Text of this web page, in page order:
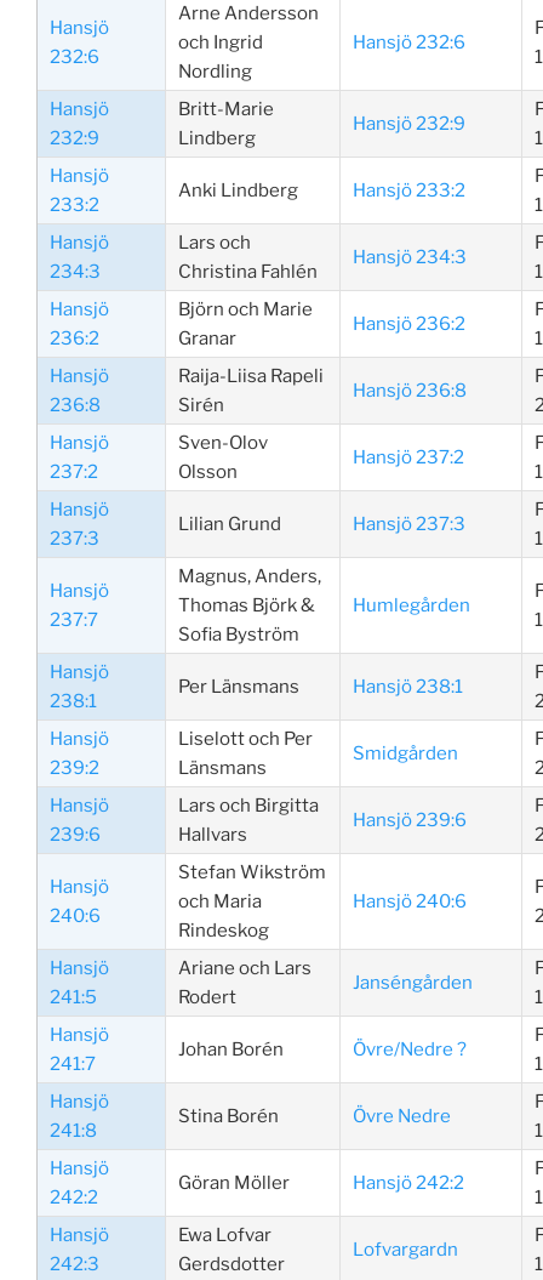
Hansjö
232:6
Arne Andersson
och Ingrid
Nordling
Hansjö 232:6
Hansjö
232:9
Britt-Marie
Lindberg
Hansjö 232:9
Hansjö
233:2
Anki Lindberg Hansjö 233:2
Hansjö
234:3
Lars och
Christina Fahlén
Hansjö 234:3
Hansjö
236:2
Björn och Marie
Granar
Hansjö 236:2
Hansjö
236:8
Raija-Liisa Rapeli
Sirén
Hansjö 236:8
Hansjö
237:2
Sven-Olov
Olsson
Hansjö 237:2
Hansjö
237:3
Lilian Grund Hansjö 237:3
Hansjö
237:7
Magnus, Anders,
Thomas Björk &
Sofia Byström
Humlegården
Hansjö
238:1
Per Länsmans Hansjö 238:1
Hansjö
239:2
Liselott och Per
Länsmans
Smidgården
Hansjö
239:6
Lars och Birgitta
Hallvars
Hansjö 239:6
Hansjö
240:6
Stefan Wikström
och Maria
Rindeskog
Hansjö 240:6
Hansjö
241:5
Ariane och Lars
Rodert
Janséngården
Hansjö
241:7
Johan Borén Övre/Nedre ?
Hansjö
241:8
Stina Borén Övre Nedre
Hansjö
242:2
Göran Möller Hansjö 242:2
Hansjö
242:3
Ewa Lofvar
Gerdsdotter
Lofvargardn